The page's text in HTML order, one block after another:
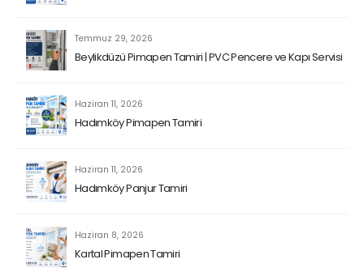
Temmuz 29, 2026
Beylikdüzü Pimapen Tamiri | PVC Pencere ve Kapı Servisi
Haziran 11, 2026
Hadımköy Pimapen Tamiri
Haziran 11, 2026
Hadımköy Panjur Tamiri
Haziran 8, 2026
Kartal Pimapen Tamiri